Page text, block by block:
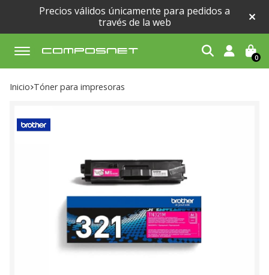
Precios válidos únicamente para pedidos a
través de la web
Buscar 0
Inicio tóner para impresoras